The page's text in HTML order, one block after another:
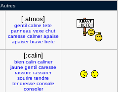
Autres
[:atmos]
gentil calme tete
panneau vexe chut
caresse calmer apaise
apaiser brave bete
[:calin]
bien calin caliner
jaune gentil caresse
rassure rassurer
sourire tendre
tendresse console
consoler